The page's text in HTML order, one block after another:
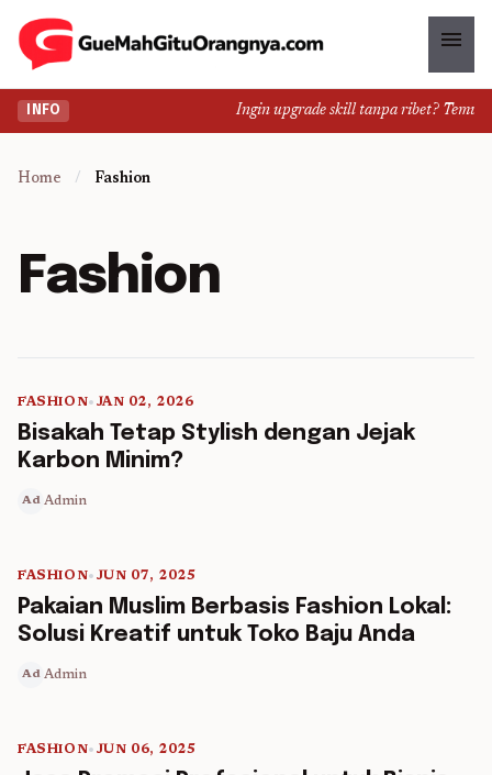
menu
INFO Ingin upgrade skill tanpa ribet?
Home / Fashion
Fashion
5 min read
FASHION• JAN 02, 2026
Bisakah Tetap Stylish dengan Jejak
Karbon Minim?
Ad Admin
5 min read
FASHION• JUN 07, 2025
Pakaian Muslim Berbasis Fashion Lokal:
Solusi Kreatif untuk Toko Baju Anda
Ad Admin
5 min read
FASHION• JUN 06, 2025